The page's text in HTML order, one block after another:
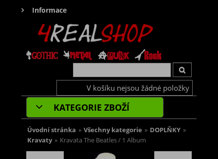
Informace
V košíku nejsou žádné položky
KATEGORIE ZBOŽÍ
Úvodní stránka » Všechny kategorie » DOPLŇKY »
Kravaty » Kravata The Beatles / 1 Album